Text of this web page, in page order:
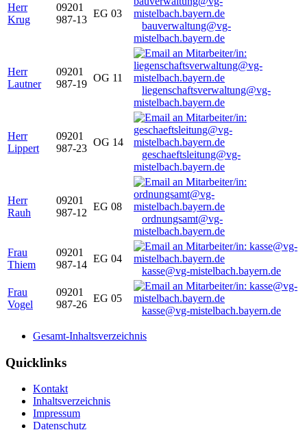
Herr
Krug
09201
987-13
EG 03
bauverwaltung@vg-
mistelbach.bayern.de
Herr
Lautner
09201
987-19
OG 11
liegenschaftsverwaltung@vg-
mistelbach.bayern.de
Herr
Lippert
09201
987-23
OG 14
geschaeftsleitung@vg-
mistelbach.bayern.de
Herr
Rauh
09201
987-12
EG 08
ordnungsamt@vg-
mistelbach.bayern.de
Frau
Thiem
09201
987-14
EG 04
kasse@vg-mistelbach.bayern.de
Frau
Vogel
09201
987-26
EG 05
kasse@vg-mistelbach.bayern.de
Gesamt-Inhaltsverzeichnis
Quicklinks
Kontakt
Inhaltsverzeichnis
Impressum
Datenschutz